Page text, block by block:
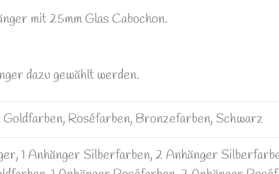
mit 25mm Glas Cabochon.
dazu gewählt werden.
Roséfarben, Bronzefarben, Schwarz
1 Anhänger Silberfarben, 2 Anhänger